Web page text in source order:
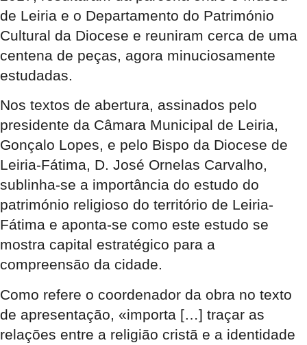
de Leiria e o Departamento do Património
Cultural da Diocese e reuniram cerca de uma
centena de peças, agora minuciosamente
estudadas.
Nos textos de abertura, assinados pelo
presidente da Câmara Municipal de Leiria,
Gonçalo Lopes, e pelo Bispo da Diocese de
Leiria-Fátima, D. José Ornelas Carvalho,
sublinha-se a importância do estudo do
património religioso do território de Leiria-
Fátima e aponta-se como este estudo se
mostra capital estratégico para a
compreensão da cidade.
Como refere o coordenador da obra no texto
de apresentação, «importa […] traçar as
relações entre a religião cristã e a identidade